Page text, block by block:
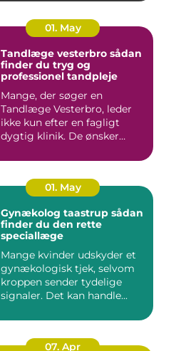
01. May
Tandlæge vesterbro sådan
finder du tryg og
professionel tandpleje
Mange, der søger en
Tandlæge Vesterbro, leder
ikke kun efter en fagligt
dygtig klinik. De ønsker
01. May
Gynækolog taastrup sådan
finder du den rette
speciallæge
Mange kvinder udskyder et
gynækologisk tjek, selvom
kroppen sender tydelige
signaler. Det kan handle...
07. Apr